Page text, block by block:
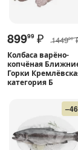
89999 ₽ 144900
Колбаса варёно-
копчёная
Горки
категория Б